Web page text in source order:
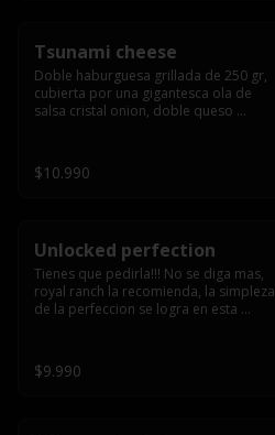
Tsunami cheese
Doble haburguesa grillada de 250 gr,
cubierta por una gigantesca ola de
salsa cristal onion, doble queso
grill y los mas ricos jalapeños
jalapeños de todo texas.
$10.990
Unlocked perfection
Tienes que pedirla!!! No se diga mas,
royal ranch la recomienda, la simpleza
de la perfeccion se logra en esta
bacon secret sause, y tocino (se
recomienda con coccion 3/4).
$9.990